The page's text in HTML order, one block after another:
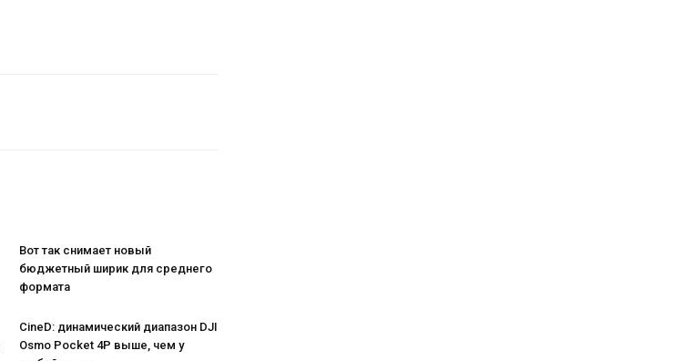
Вот так снимает новый
бюджетный ширик для среднего
формата
CineD: динамический диапазон DJI
Osmo Pocket 4P выше, чем у